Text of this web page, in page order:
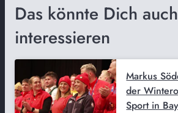
Das könnte Dich auch
interessieren
Markus
der
Sport in